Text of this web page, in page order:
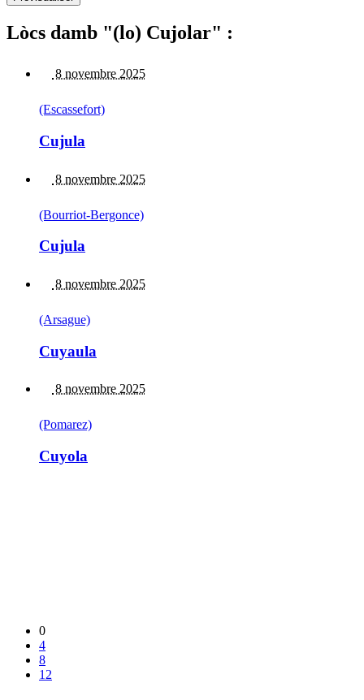
Lòcs damb "(lo) Cujolar" :
8 novembre 2025
(Escassefort)
Cujula
8 novembre 2025
(Bourriot-Bergonce)
Cujula
8 novembre 2025
(Arsague)
Cuyaula
8 novembre 2025
(Pomarez)
Cuyola
0
4
8
12